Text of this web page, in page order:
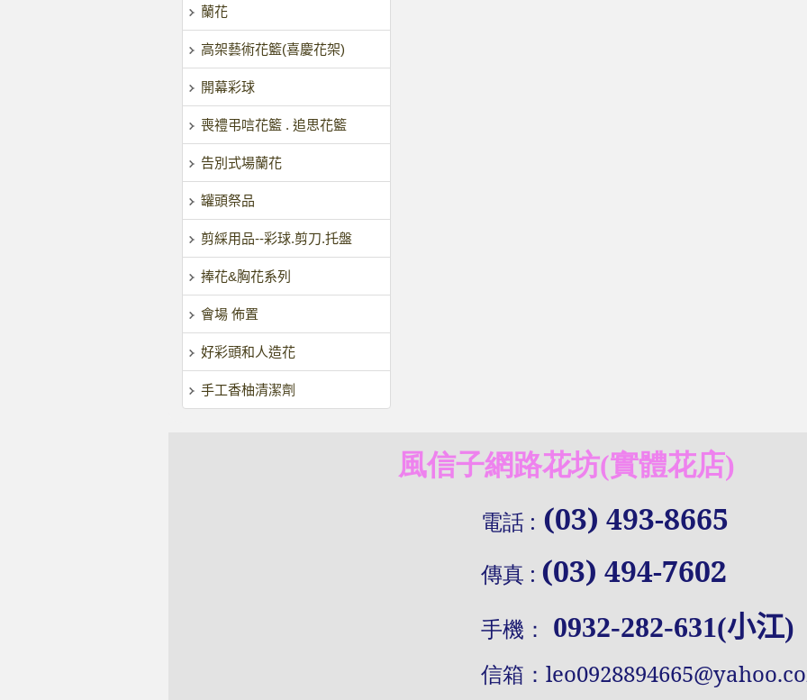
蘭花
高架藝術花籃(喜慶花架)
開幕彩球
喪禮弔唁花籃 . 追思花籃
告別式場蘭花
罐頭祭品
剪綵用品--彩球.剪刀.托盤
捧花&胸花系列
會場 佈置
好彩頭和人造花
手工香柚清潔劑
風信子網路花坊(實體花店)
電話 : (03) 493-8665
傳真 : (03) 494-7602
手機： 0932-282-631(小江)
信箱：